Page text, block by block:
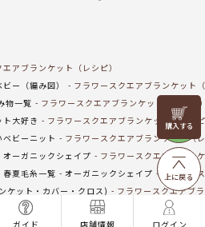
ガイド 店舗情報 ログイン
リリヤン
フェア
上に戻る
アブランケット（レシピ）
ビー（編み図）
フラワースクエアブランケット
物一覧
フラワースクエアブランケット（レシピ
ト大好き
フラワースクエアブランケット（レシ
ベビーニット
フラワースクエアブランケット（
オーガニックシェイプ
フラワースクエアブラン
春夏毛糸一覧 オーガニックシェイプ
フラワー
ケット・カバー・クロス)
フラワースクエアブ
レクション
フラワースクエアブランケット（レ